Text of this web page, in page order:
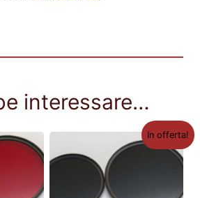
interessare…
In offerta!